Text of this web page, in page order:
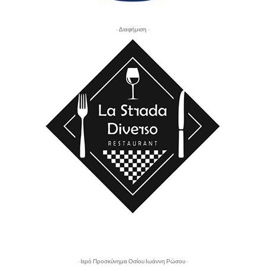
- Διαφήμιση -
- Ιερό Προσκύνημα Οσίου Ιωάννη Ρώσου -